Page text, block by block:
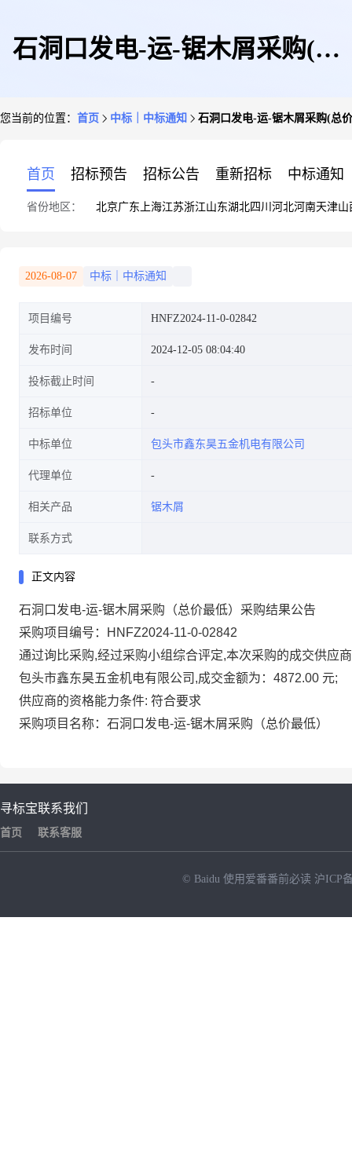
石洞口发电-运-锯木屑采购(总
您当前的位置： 首页 中标｜中标通知 石洞口发电-运-锯木屑采购(总
首页 招标预告 招标公告 重新招标 中标通知
省份地区： 北京广东 上海江苏浙江山东湖北四川 河北河南天津山
2026-08-07 中标｜中标通知
项目编号 HNFZ2024-11-0-02842
发布时间 2024-12-05 08:04:40
投标截止时间
招标单位
中标单位 包头市鑫东昊五金机电有限公司
代理单位
相关产品 锯木屑
联系方式
正文内容
石洞口发电-运-锯木屑采购（总价最低）采购结果公告
采购项目编号：HNFZ2024-11-0-02842
通过询比采购,经过采购小组综合评定,本次采购的成交供应
包头市鑫东昊五金机电有限公司,成交金额为：4872.00 元;
供应商的资格能力条件: 符合要求
采购项目名称：石洞口发电-运-锯木屑采购（总价最低）
寻标宝
首页
联系我们
联系客服
© Baidu 使用爱番番前必读 沪ICP